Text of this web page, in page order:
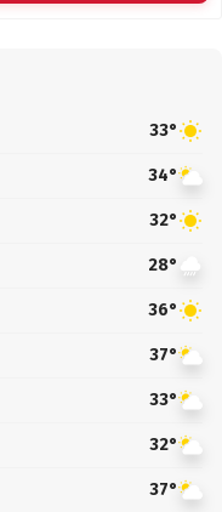
33°
34°
32°
28°
36°
37°
33°
32°
37°